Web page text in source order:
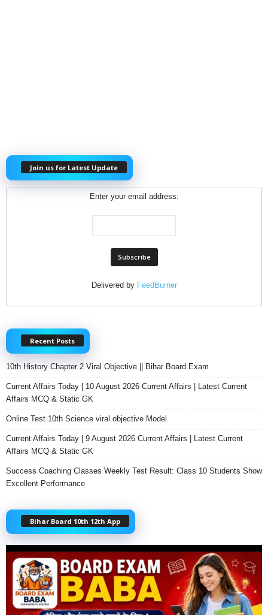
Join us for Latest Update
Enter your email address:
Delivered by FeedBurner
Recent Posts
10th History Chapter 2 Viral Objective || Bihar Board Exam
Current Affairs Today | 10 August 2026 Current Affairs | Latest Current
Affairs MCQ & Static GK
Online Test 10th Science viral objective Model
Current Affairs Today | 9 August 2026 Current Affairs | Latest Current
Affairs MCQ & Static GK
Success Coaching Classes Weekly Test Result: Class 10 Students Show
Excellent Performance
Bihar Board 10th 12th App